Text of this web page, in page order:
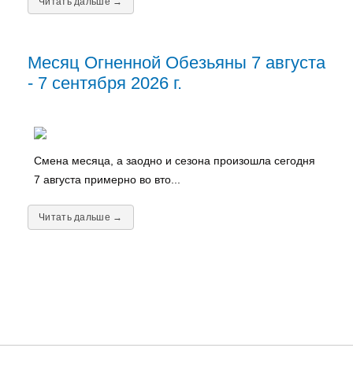
Месяц Огненной Обезьяны 7 августа
- 7 сентября 2026 г.
Смена месяца, а заодно и сезона произошла сегодня
7 августа примерно во вто...
Читать дальше →